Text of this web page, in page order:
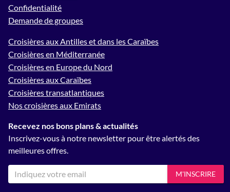
Confidentialité
Demande de groupes
Croisières aux Antilles et dans les Caraïbes
Croisières en Méditerranée
Croisières en Europe du Nord
Croisières aux Caraïbes
Croisières transatlantiques
Nos croisières aux Emirats
Recevez nos bons plans & actualités
Inscrivez-vous à notre newsletter pour être alertés des
meilleures offres.
M'INSCRIRE